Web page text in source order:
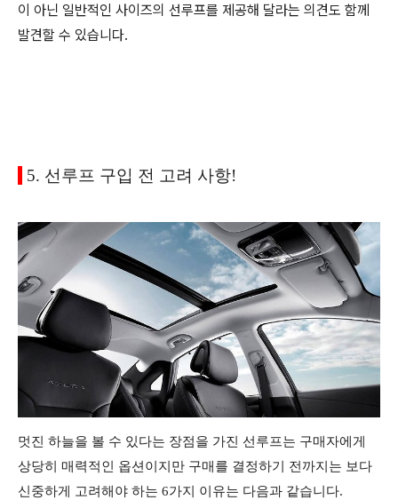
이 아닌 일반적인 사이즈의 선루프를 제공해 달라는 의견도 함께
발견할 수 있습니다.
5. 선루프 구입 전 고려 사항!
멋진 하늘을 볼 수 있다는 장점을 가진 선루프는 구매자에게
상당히 매력적인 옵션이지만 구매를 결정하기 전까지는 보다
신중하게 고려해야 하는 6가지 이유는 다음과 같습니다.